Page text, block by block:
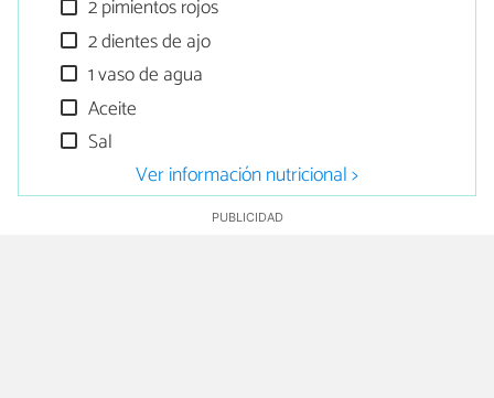
2 pimientos rojos
2 dientes de ajo
1 vaso de agua
Aceite
Sal
Ver información nutricional >